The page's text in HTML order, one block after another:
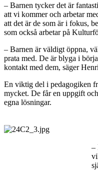
– Barnen tycker det är
att vi kommer och arbetar
att det är de som är i fokus,
som också arbetar på
– Barnen är väldigt öppna,
prata med. De är blyga i
kontakt med dem, säger
En viktig del i pedagogiken
mycket. De får en uppgift
egna lösningar.
–